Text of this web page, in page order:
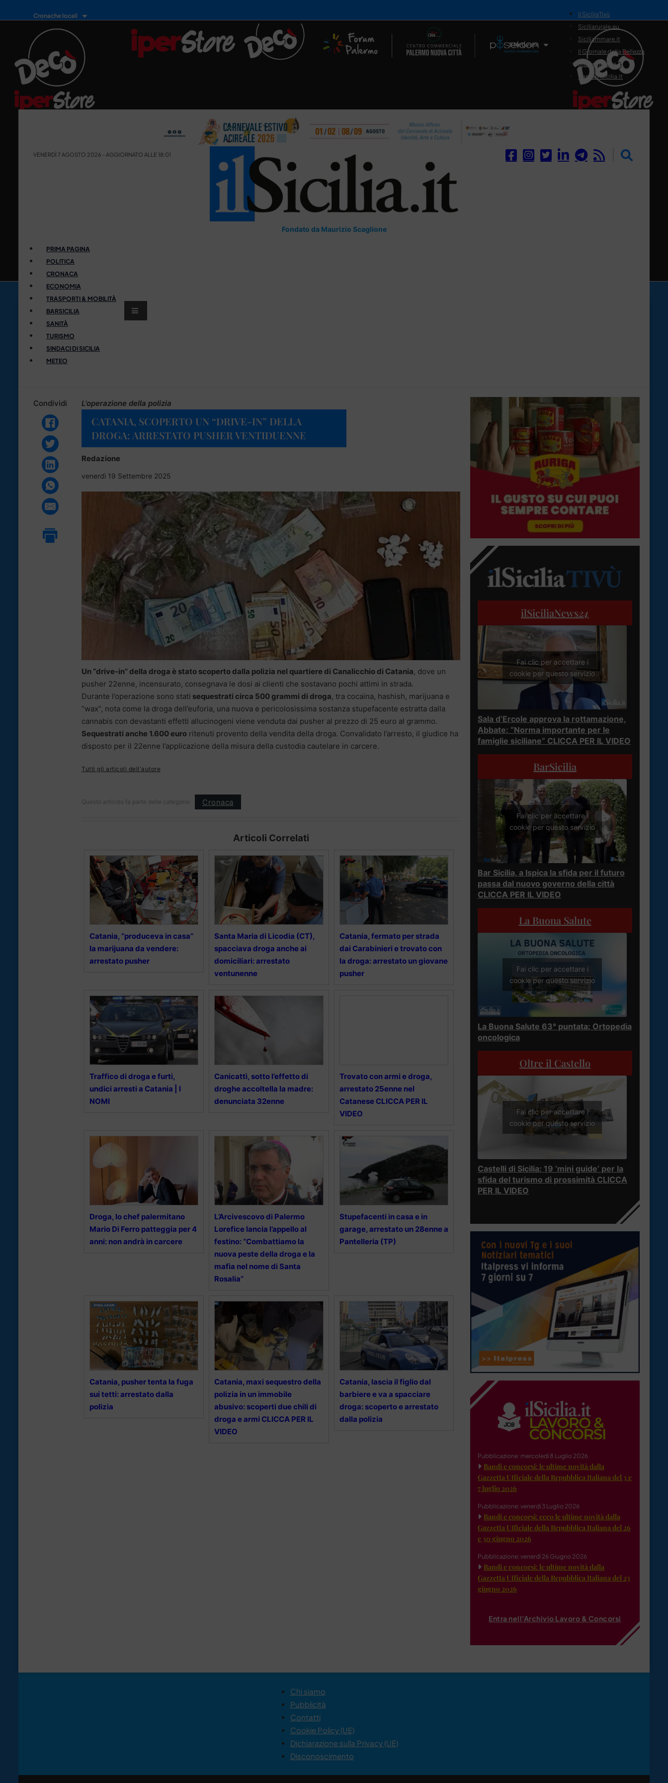
Cronache locali
Il Network
il SiciliaTivù
Siciliarurale.eu
Siciliammare.it
Il Giornale della Bellezza
Siciliamedica.it
Sanitainsicilia.it
VENERDÌ 7 AGOSTO 2026 - AGGIORNATO ALLE 18:01
Fondato da Maurizio Scaglione
PRIMA PAGINA
POLITICA
CRONACA
ECONOMIA
TRASPORTI & MOBILITÀ
BARSICILIA
SANITÀ
TURISMO
SINDACI DI SICILIA
METEO
Condividi L'operazione della polizia
CATANIA, SCOPERTO UN “DRIVE-IN” DELLA
DROGA: ARRESTATO PUSHER VENTIDUENNE
Redazione
venerdì 19 Settembre 2025
Un “drive-in” della droga è stato scoperto dalla polizia nel quartiere di Canalicchio di Catania, dove un
pusher 22enne, incensurato, consegnava le dosi ai clienti che sostavano pochi attimi in strada.
Durante l’operazione sono stati sequestrati circa 500 grammi di droga, tra cocaina, hashish, marijuana e
“wax”, nota come la droga dell’euforia, una nuova e pericolosissima sostanza stupefacente estratta dalla
cannabis con devastanti effetti allucinogeni viene venduta dai pusher al prezzo di 25 euro al grammo.
Sequestrati anche 1.600 euro ritenuti provento della vendita della droga. Convalidato l’arresto, il giudice ha
disposto per il 22enne l’applicazione della misura della custodia cautelare in carcere.
Tutti gli articoli dell'autore
Questo articolo fa parte delle categorie: Cronaca
Articoli Correlati
Catania, “produceva in casa”
la marijuana da vendere:
arrestato pusher
Santa Maria di Licodia (CT),
spacciava droga anche ai
domiciliari: arrestato
ventunenne
Catania, fermato per strada
dai Carabinieri e trovato con
la droga: arrestato un giovane
pusher
Traffico di droga e furti,
undici arresti a Catania | I
NOMI
Canicattì, sotto l’effetto di
droghe accoltella la madre:
denunciata 32enne
Trovato con armi e droga,
arrestato 25enne nel
Catanese CLICCA PER IL
VIDEO
Droga, lo chef palermitano
Mario Di Ferro patteggia per 4
anni: non andrà in carcere
L’Arcivescovo di Palermo
Lorefice lancia l’appello al
festino: “Combattiamo la
nuova peste della droga e la
mafia nel nome di Santa
Rosalia”
Stupefacenti in casa e in
garage, arrestato un 28enne a
Pantelleria (TP)
Catania, pusher tenta la fuga
sui tetti: arrestato dalla
polizia
Catania, maxi sequestro della
polizia in un immobile
abusivo: scoperti due chili di
droga e armi CLICCA PER IL
VIDEO
Catania, lascia il figlio dal
barbiere e va a spacciare
droga: scoperto e arrestato
dalla polizia
ilSiciliaNews24
Fai clic per accettare i
cookie per questo servizio
Sala d’Ercole approva la rottamazione,
Abbate: “Norma importante per le
famiglie siciliane” CLICCA PER IL VIDEO
BarSicilia
Fai clic per accettare i
cookie per questo servizio
Bar Sicilia, a Ispica la sfida per il futuro
passa dal nuovo governo della città
CLICCA PER IL VIDEO
La Buona Salute
Fai clic per accettare i
cookie per questo servizio
La Buona Salute 63° puntata: Ortopedia
oncologica
Oltre il Castello
Fai clic per accettare i
cookie per questo servizio
Castelli di Sicilia: 19 ‘mini guide’ per la
sfida del turismo di prossimità CLICCA
PER IL VIDEO
Pubblicazione: mercoledì 8 Luglio 2026
Bandi e concorsi: le ultime novità dalla
Gazzetta Ufficiale della Repubblica Italiana del 3 e
7 luglio 2026
Pubblicazione: venerdì 3 Luglio 2026
Bandi e concorsi: ecco le ultime novità dalla
Gazzetta Ufficiale della Repubblica Italiana del 26
e 30 giugno 2026
Pubblicazione: venerdì 26 Giugno 2026
Bandi e concorsi: le ultime novità dalla
Gazzetta Ufficiale della Repubblica Italiana del 23
giugno 2026
Entra nell'Archivio Lavoro & Concorsi
Chi siamo
Pubblicità
Contatti
Cookie Policy (UE)
Dichiarazione sulla Privacy (UE)
Disconoscimento